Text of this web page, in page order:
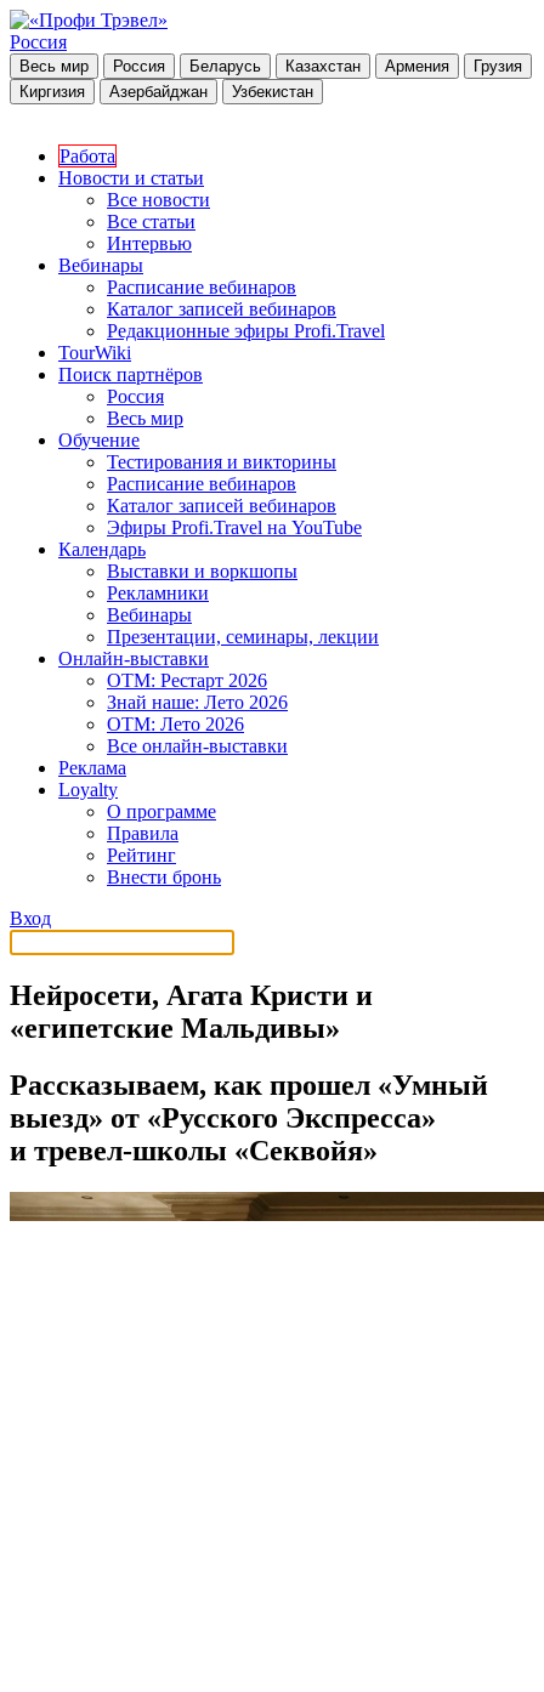
Россия
Весь мир Россия Беларусь Казахстан Армения
Грузия
Киргизия
Азербайджан Узбекистан
Работа
Новости и статьи
Все новости
Все статьи
Интервью
Вебинары
Расписание вебинаров
Каталог записей вебинаров
Редакционные эфиры Profi.Travel
TourWiki
Поиск партнёров
Россия
Весь мир
Обучение
Тестирования и викторины
Расписание вебинаров
Каталог записей вебинаров
Эфиры Profi.Travel на YouTube
Календарь
Выставки и воркшопы
Рекламники
Вебинары
Презентации, семинары, лекции
Онлайн-выставки
OTM: Рестарт 2026
Знай наше: Лето 2026
OTM: Лето 2026
Все онлайн-выставки
Реклама
Loyalty
О программе
Правила
Рейтинг
Внести бронь
Вход
Нейросети, Агата Кристи и
«египетские Мальдивы»
Рассказываем, как прошел «Умный
выезд» от «Русского Экспресса»
и тревел-школы «Секвойя»